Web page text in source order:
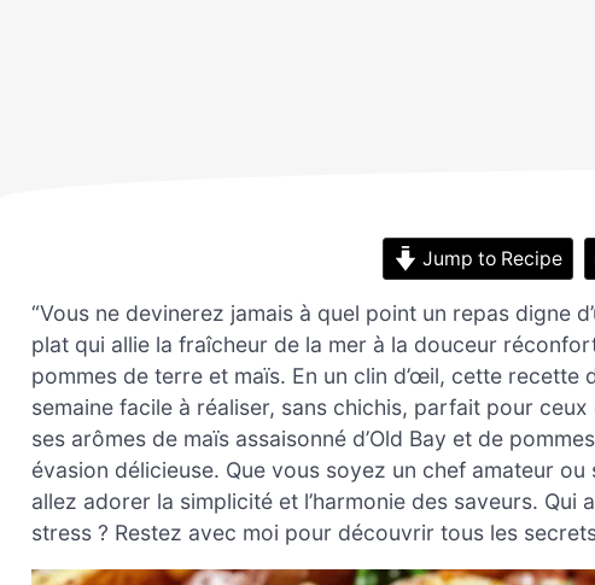
Jump to Recipe
“Vous ne devinerez jamais à quel point un repas digne
plat qui allie la fraîcheur de la mer à la douceur
pommes de terre et maïs. En un clin d’œil, cette
semaine facile à réaliser, sans chichis, parfait pour
ses arômes de maïs assaisonné d’Old Bay et de
évasion délicieuse. Que vous soyez un chef amateur
allez adorer la simplicité et l’harmonie des saveurs.
stress ? Restez avec moi pour découvrir tous les